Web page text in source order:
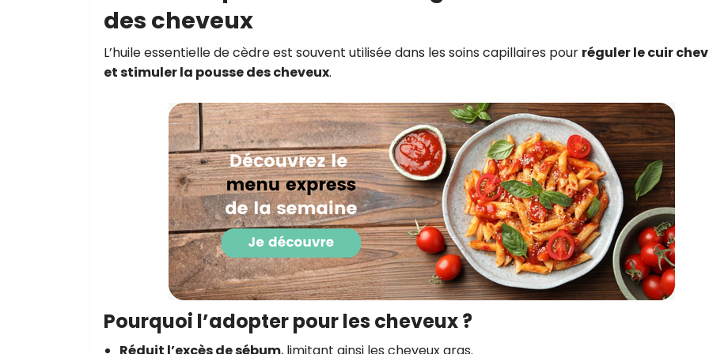
des cheveux
L’huile essentielle de cèdre est souvent utilisée dans les soins capillaires pour réguler le cuir
et stimuler la pousse des cheveux.
Pourquoi l’adopter pour les cheveux ?
Réduit l’excès de sébum, limitant ainsi les cheveux gras.